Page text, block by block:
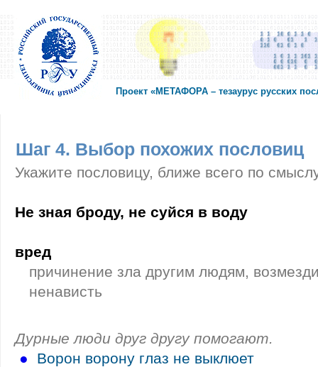
Проект «МЕТАФОРА – тезаурус русских
Шаг 4. Выбор похожих пословиц
Укажите пословицу, ближе всего по
Не зная броду, не суйся в воду
вред
причинение зла другим людям,
ненависть
Дурные люди друг другу помогают.
●
Ворон ворону глаз не выклюет